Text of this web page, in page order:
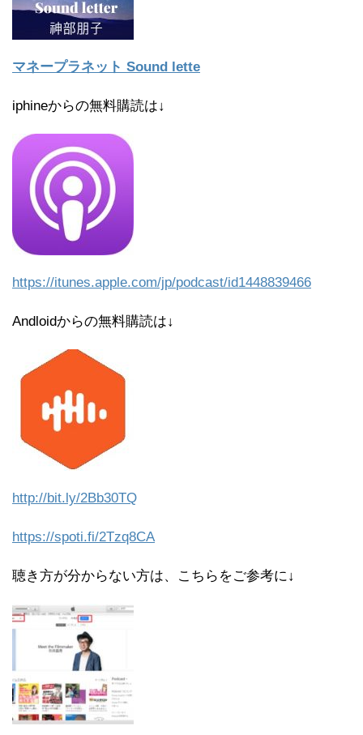
マネープラネット Sound lette
iphineからの無料購読は↓
https://itunes.apple.com/jp/podcast/id1448839466
Andloidからの無料購読は↓
http://bit.ly/2Bb30TQ
https://spoti.fi/2Tzq8CA
聴き方が分からない方は、こちらをご参考に↓